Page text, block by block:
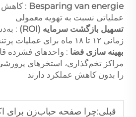
Besparing van energie
عملیاتی نسبت به تهویه معمولی
تسهیل بازگشت سرمایه (ROI)
:
زمانی ۱۲ تا ۱۸ ماه برای عملیات پرتنش
بهینه سازی فضا : واحدهای فشرده
مراکز تخم‌گذاری، استخرهای
را بدون کاهش عملکرد دارند
قبلی:چرا صفحه حباب‌زن برای اکسیژن‌رسانی راه‌حلی